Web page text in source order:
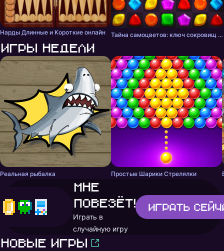
Нарды Длинные и Короткие онлайн Тайна самоцветов: ключ сокровищ - три в ряд
Игры недели
Реальная рыбалка Простые Шарики Стрелялки
Мне
повезёт!
Играть в
случайную игру
Играть
Новые игры